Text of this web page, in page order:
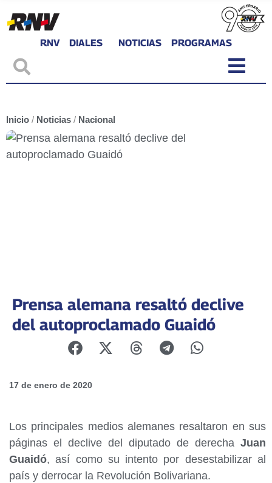
RNV DIALES NOTICIAS PROGRAMAS
Inicio / Noticias / Nacional
Prensa alemana resaltó declive
del autoproclamado Guaidó
17 de enero de 2020
Los principales medios alemanes resaltaron en sus
páginas el declive del diputado de derecha Juan
Guaidó, así como su intento por desestabilizar al
país y derrocar la Revolución Bolivariana.